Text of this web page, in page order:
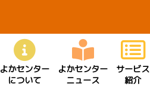
よかセンター
について
よかセンター
ニュース
サービス
紹介